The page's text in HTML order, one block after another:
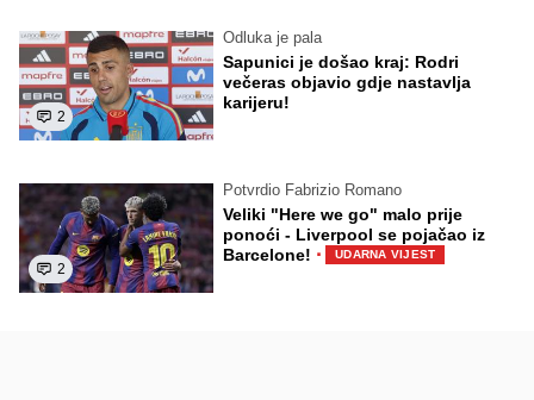
2
Odluka je pala
Sapunici je došao kraj: Rodri
večeras objavio gdje nastavlja
karijeru!
2
Potvrdio Fabrizio Romano
Veliki "Here we go" malo prije
ponoći - Liverpool se pojačao iz
Barcelone! · UDARNA VIJEST